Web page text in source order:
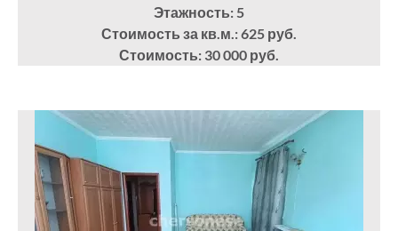
Этажность: 5
Стоимость за кв.м.: 625 руб.
Стоимость: 30 000 руб.